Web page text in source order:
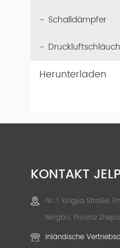
Schalldämpfer
Herunterladen
KONTAKT
Nr. 1 Xingjia Straße,
Ningbo, Provinz
Inländische